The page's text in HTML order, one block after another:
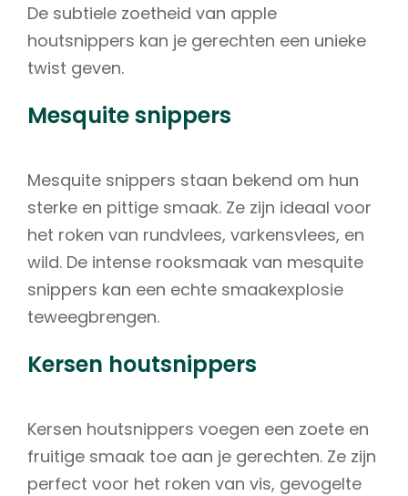
De subtiele zoetheid van apple
houtsnippers kan je gerechten een unieke
twist geven.
Mesquite snippers
Mesquite snippers staan bekend om hun
sterke en pittige smaak. Ze zijn ideaal voor
het roken van rundvlees, varkensvlees, en
wild. De intense rooksmaak van mesquite
snippers kan een echte smaakexplosie
teweegbrengen.
Kersen houtsnippers
Kersen houtsnippers voegen een zoete en
fruitige smaak toe aan je gerechten. Ze zijn
perfect voor het roken van vis, gevogelte